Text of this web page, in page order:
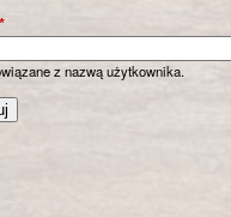
*
z nazwą użytkownika.